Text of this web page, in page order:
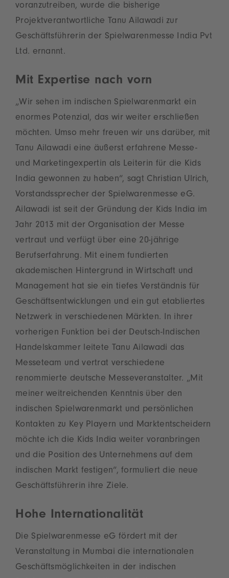
voranzutreiben, wurde die bisherige
Projektverantwortliche Tanu Ailawadi zur
Geschäftsführerin der Spielwarenmesse India Pvt
Ltd. ernannt.
Mit Expertise nach vorn
„Wir sehen im indischen Spielwarenmarkt ein
enormes Potenzial, das wir weiter erschließen
möchten. Umso mehr freuen wir uns darüber, mit
Tanu Ailawadi eine äußerst erfahrene Messe-
und Marketingexpertin als Leiterin für die Kids
India gewonnen zu haben“, sagt Christian Ulrich,
Vorstandssprecher der Spielwarenmesse eG.
Ailawadi ist seit der Gründung der Kids India im
Jahr 2013 mit der Organisation der Messe
vertraut und verfügt über eine 20-jährige
Berufserfahrung. Mit einem fundierten
akademischen Hintergrund in Wirtschaft und
Management hat sie ein tiefes Verständnis für
Geschäftsentwicklungen und ein gut etabliertes
Netzwerk in verschiedenen Märkten. In ihrer
vorherigen Funktion bei der Deutsch-Indischen
Handelskammer leitete Tanu Ailawadi das
Messeteam und vertrat verschiedene
renommierte deutsche Messeveranstalter. „Mit
meiner weitreichenden Kenntnis über den
indischen Spielwarenmarkt und persönlichen
Kontakten zu Key Playern und Marktentscheidern
möchte ich die Kids India weiter voranbringen
und die Position des Unternehmens auf dem
indischen Markt festigen“, formuliert die neue
Geschäftsführerin ihre Ziele.
Hohe Internationalität
Die Spielwarenmesse eG fördert mit der
Veranstaltung in Mumbai die internationalen
Geschäftsmöglichkeiten in der indischen